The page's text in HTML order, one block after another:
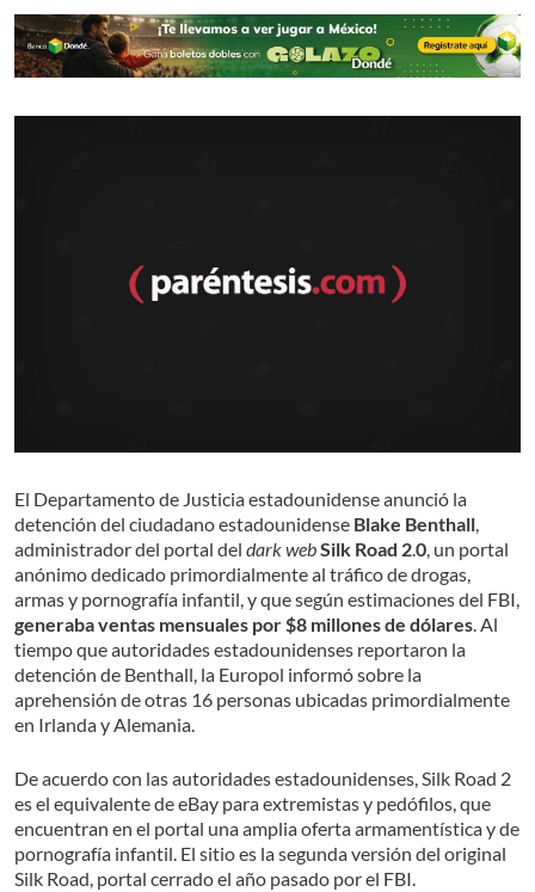
El Departamento de Justicia estadounidense anunció la
detención del ciudadano estadounidense Blake Benthall,
administrador del portal del dark webSilk Road 2.0, un portal
anónimo dedicado primordialmente al tráfico de drogas,
armas y pornografía infantil, y que según estimaciones del FBI,
generaba ventas mensuales por $8 millones de dólares. Al
tiempo que autoridades estadounidenses reportaron la
detención de Benthall, la Europol informó sobre la
aprehensión de otras 16 personas ubicadas primordialmente
en Irlanda y Alemania.
De acuerdo con las autoridades estadounidenses, Silk Road 2
es el equivalente de eBay para extremistas y pedófilos, que
encuentran en el portal una amplia oferta armamentística y de
pornografía infantil. El sitio es la segunda versión del original
Silk Road, portal cerrado el año pasado por el FBI.